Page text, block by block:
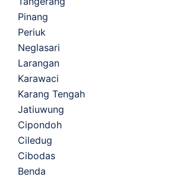
Pinang
Periuk
Neglasari
Larangan
Karawaci
Karang Tengah
Jatiuwung
Cipondoh
Ciledug
Cibodas
Benda